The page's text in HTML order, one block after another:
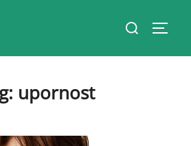
Search
upornost